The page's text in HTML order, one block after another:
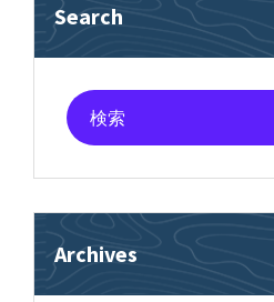
Search
検
索
象:
Archives